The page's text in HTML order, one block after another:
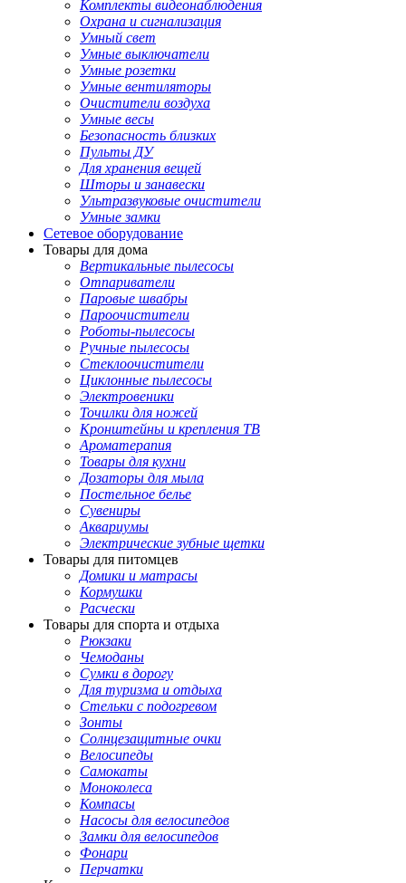
Комплекты видеонаблюдения
Охрана и сигнализация
Умный свет
Умные выключатели
Умные розетки
Умные вентиляторы
Очистители воздуха
Умные весы
Безопасность близких
Пульты ДУ
Для хранения вещей
Шторы и занавески
Ультразвуковые очистители
Умные замки
Сетевое оборудование
Товары для дома
Вертикальные пылесосы
Отпариватели
Паровые швабры
Пароочистители
Роботы-пылесосы
Ручные пылесосы
Стеклоочистители
Циклонные пылесосы
Электровеники
Точилки для ножей
Кронштейны и крепления ТВ
Ароматерапия
Товары для кухни
Дозаторы для мыла
Постельное белье
Сувениры
Аквариумы
Электрические зубные щетки
Товары для питомцев
Домики и матрасы
Кормушки
Расчески
Товары для спорта и отдыха
Рюкзаки
Чемоданы
Сумки в дорогу
Для туризма и отдыха
Стельки с подогревом
Зонты
Солнцезащитные очки
Велосипеды
Самокаты
Моноколеса
Компасы
Насосы для велосипедов
Замки для велосипедов
Фонари
Перчатки